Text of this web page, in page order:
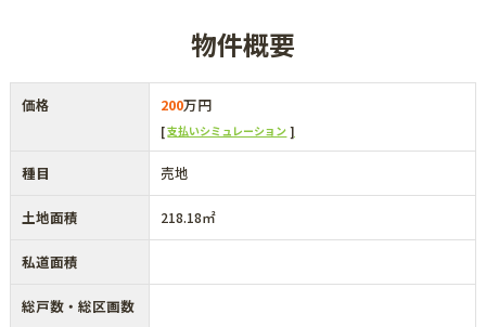
物件概要
価格 200万円
支払いシミュレーション
種目 売地
土地面積 218.18㎡
私道面積
総戸数・総区画数